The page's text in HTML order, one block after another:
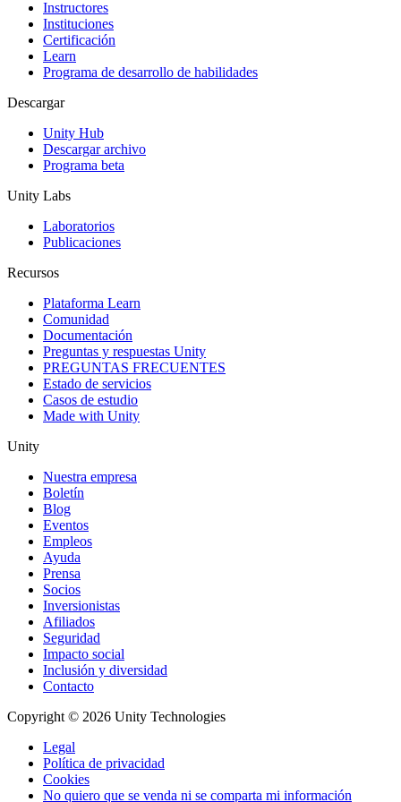
Juegos XR
Lanza juegos XR en múltiples plataformas
Juegos multijugador
Instructores
Instituciones
Certificación
Learn
Programa de desarrollo de habilidades
Descargar
Unity Hub
Descargar archivo
Programa beta
Unity Labs
Laboratorios
Publicaciones
Recursos
Plataforma Learn
Comunidad
Documentación
Preguntas y respuestas Unity
PREGUNTAS FRECUENTES
Estado de servicios
Casos de estudio
Made with Unity
Unity
Nuestra empresa
Boletín
Blog
Eventos
Empleos
Ayuda
Prensa
Socios
Inversionistas
Afiliados
Seguridad
Impacto social
Inclusión y diversidad
Contacto
Copyright © 2026 Unity Technologies
Legal
Política de privacidad
Cookies
No quiero que se venda ni se comparta mi información